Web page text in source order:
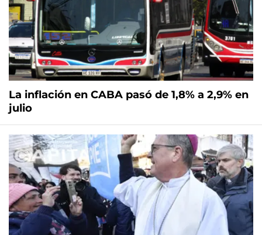
La inflación en CABA pasó de 1,8% a 2,9% en
julio